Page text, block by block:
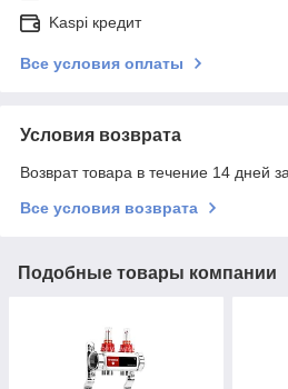
Kaspi кредит
Все условия оплаты
Условия возврата
Возврат товара в течение 14 дней
Все условия возврата
Подобные товары компании